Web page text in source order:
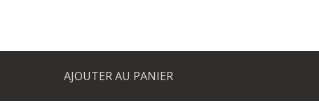
AJOUTER AU PANIER